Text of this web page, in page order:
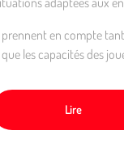
prennent en compte
que les capacités des
Lire